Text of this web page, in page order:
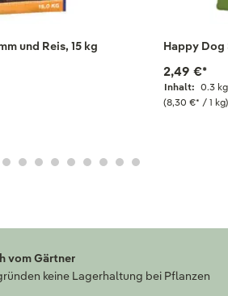
und Reis, 15 kg Happy
Inhalt: 0.3 kg
(8,30 €* / 1 kg)
2,49 €*
vom Gärtner
keine Lagerhaltung bei Pflanzen